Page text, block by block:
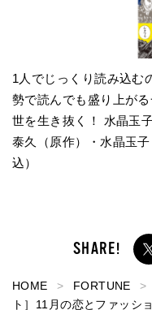
1人でじっくり読み込む
勢で読んでも盛り上が
世を⽣き抜く！ ⽔晶⽟
泰久（原作）・⽔晶⽟
込）
HOME FORTUNE
ト］11月の恋とファッシ